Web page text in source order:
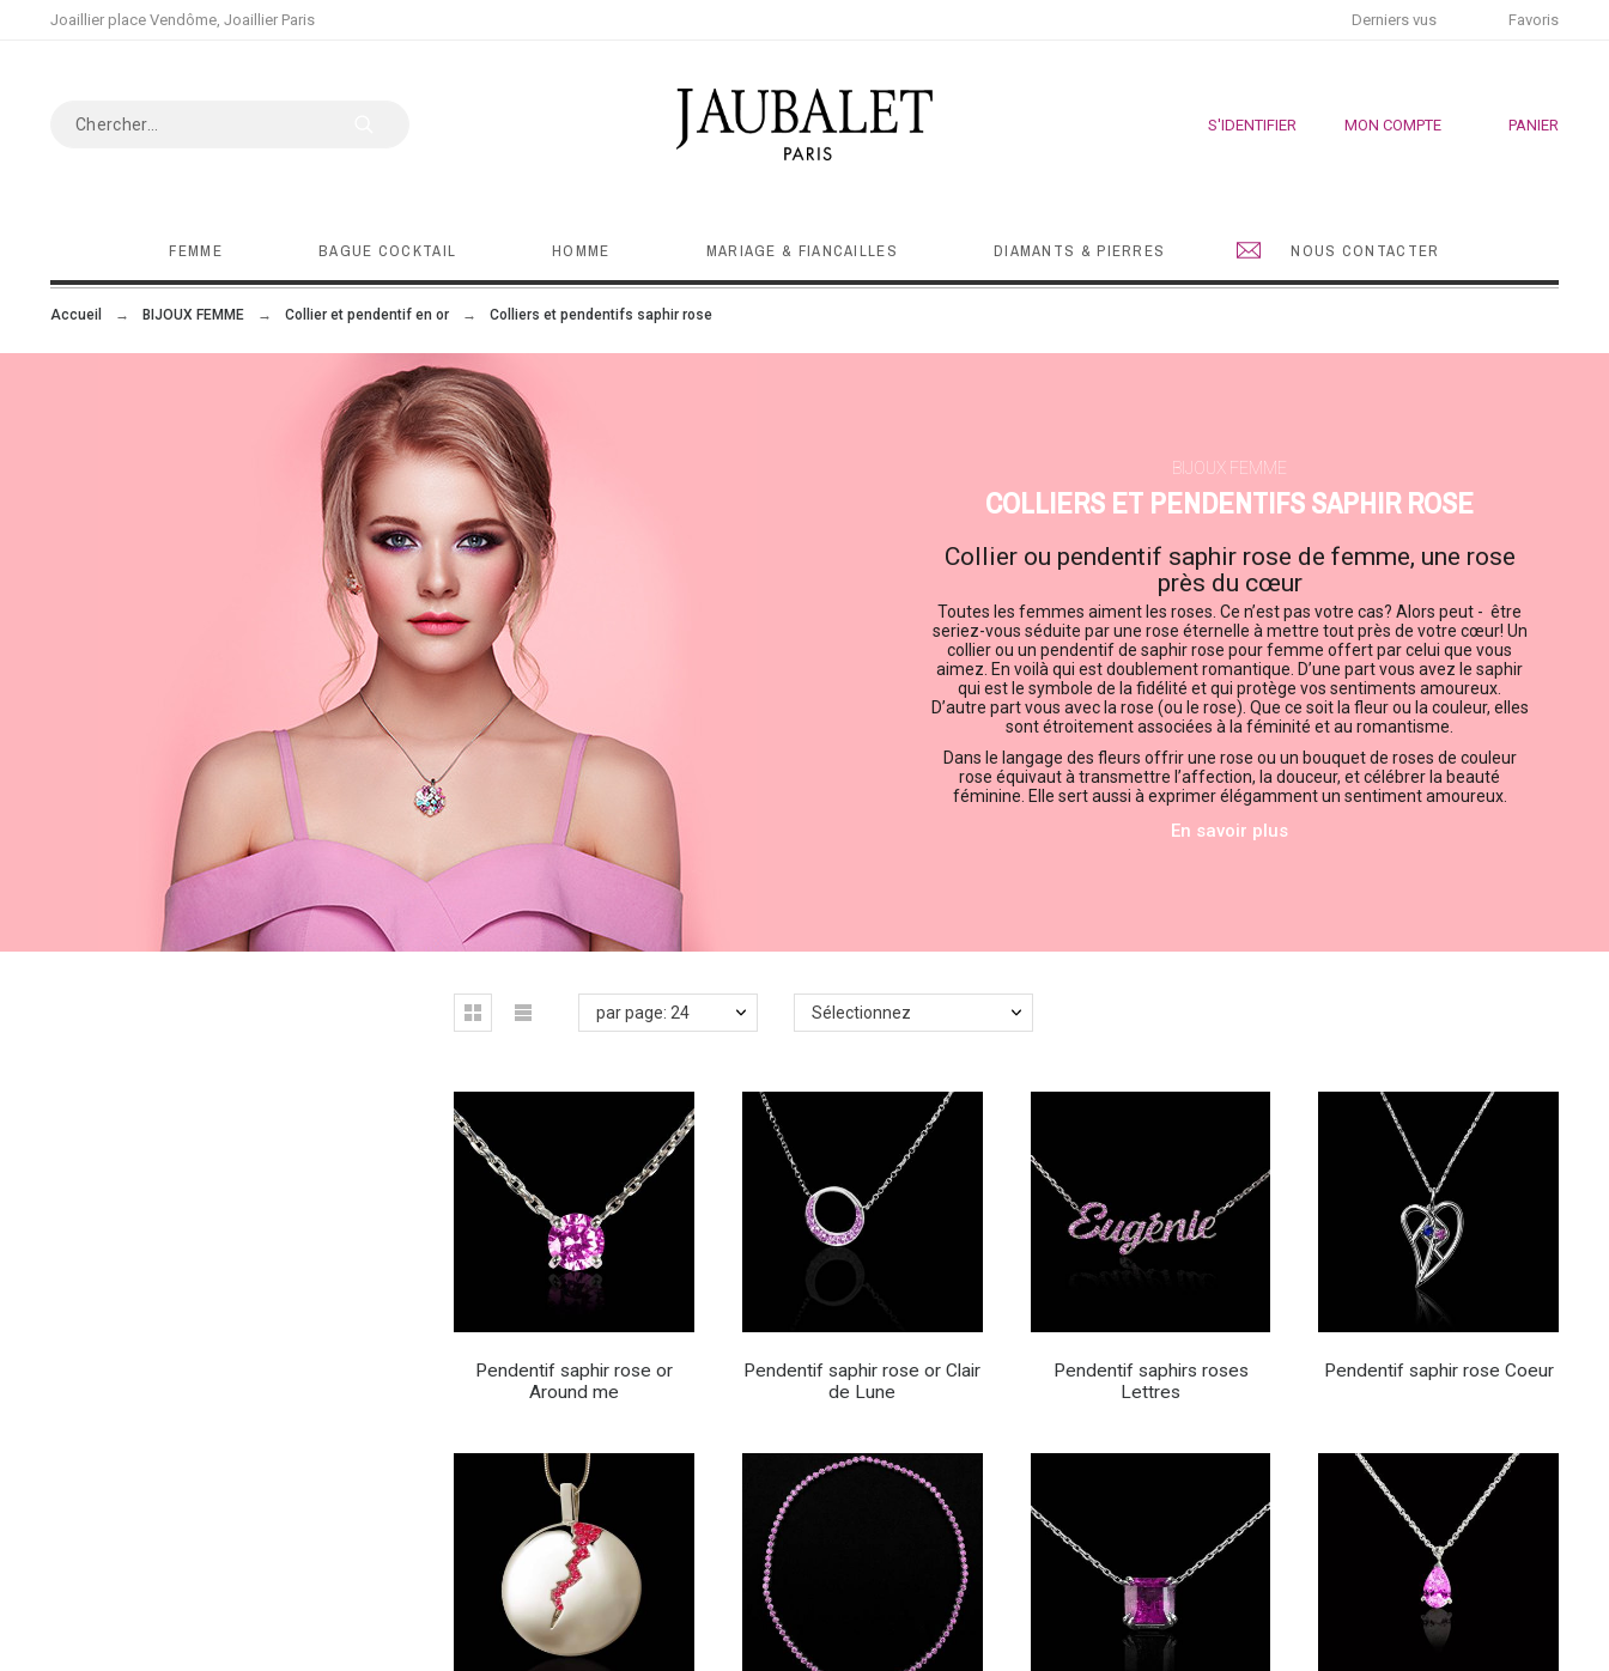
Joaillier place Vendôme, Joaillier Paris Derniers vus Favoris
S'IDENTIFIER MON COMPTE PANIER
FEMME BAGUE COCKTAIL HOMME MARIAGE & FIANCAILLES DIAMANTS & PIERRES NOUS CONTACTER
Accueil BIJOUX FEMME Collier et pendentif en or Colliers et pendentifs saphir rose
BIJOUX FEMME
COLLIERS ET PENDENTIFS SAPHIR ROSE
Collier ou pendentif saphir rose de femme, une rose
près du cœur
Toutes les femmes aiment les roses. Ce n’est pas votre cas? Alors peut - être
seriez-vous séduite par une rose éternelle à mettre tout près de votre cœur! Un
collier ou un pendentif de saphir rose pour femme offert par celui que vous
aimez. En voilà qui est doublement romantique. D’une part vous avez le saphir
qui est le symbole de la fidélité et qui protège vos sentiments amoureux.
D’autre part vous avec la rose (ou le rose). Que ce soit la fleur ou la couleur, elles
sont étroitement associées à la féminité et au romantisme.
Dans le langage des fleurs offrir une rose ou un bouquet de roses de couleur
rose équivaut à transmettre l’affection, la douceur, et célébrer la beauté
féminine. Elle sert aussi à exprimer élégamment un sentiment amoureux.
En savoir plus
par page: 24 Sélectionnez
Pendentif saphir rose or
Around me
Pendentif saphir rose or Clair
de Lune
Pendentif saphirs roses
Lettres
Pendentif saphir rose Coeur